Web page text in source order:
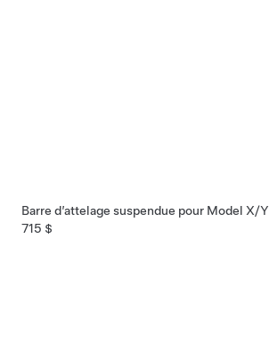
Barre d’attelage suspendue pour Model X/Y
715 $